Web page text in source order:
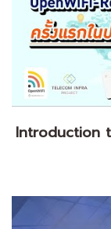
Introduction